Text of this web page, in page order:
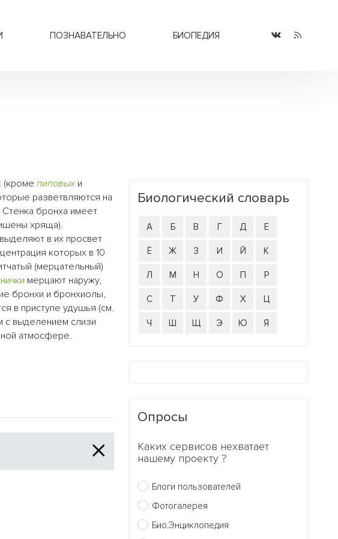
ПОЗНАВАТЕЛЬНО БИОПЕДИЯ
(кроме пиповых и
разветвляются на
Стенка бронха имеет
хряща).
в их просвет
которых в 10
(мерцательный)
мерцают наружу,
бронхи и бронхиолы,
в приступе удушья (см.
с выделением слизи
атмосфере.
Биологический словарь
А Б В Г Д Е
Ё Ж З И Й К
Л М Н О П Р
С Т У Ф Х Ц
Ч Ш Щ Э Ю Я
Опросы
Каких сервисов нехватает
нашему проекту ?
Блоги пользователей
Фотогалерея
Био.Энциклопедия